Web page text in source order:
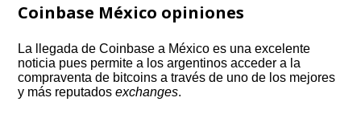
Coinbase México opiniones
La llegada de Coinbase a México es una excelente
noticia pues permite a los argentinos acceder a la
compraventa de bitcoins a través de uno de los mejores
y más reputadosexchanges.